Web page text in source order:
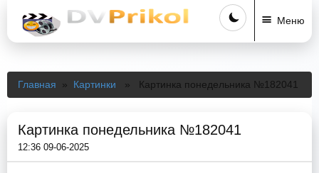
Меню
Главная » Картинки » Картинка понедельника №182041
Картинка понедельника №182041
12:36 09-06-2025